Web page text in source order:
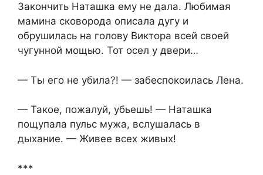
Закончить Наташка ему не дала. Любимая
мамина сковорода описала дугу и
обрушилась на голову Виктора всей своей
чугунной мощью. Тот осел у двери…
— Ты его не убила?! — забеспокоилась Лена.
— Такое, пожалуй, убьешь! — Наташка
пощупала пульс мужа, вслушалась в
дыхание. — Живее всех живых!
***